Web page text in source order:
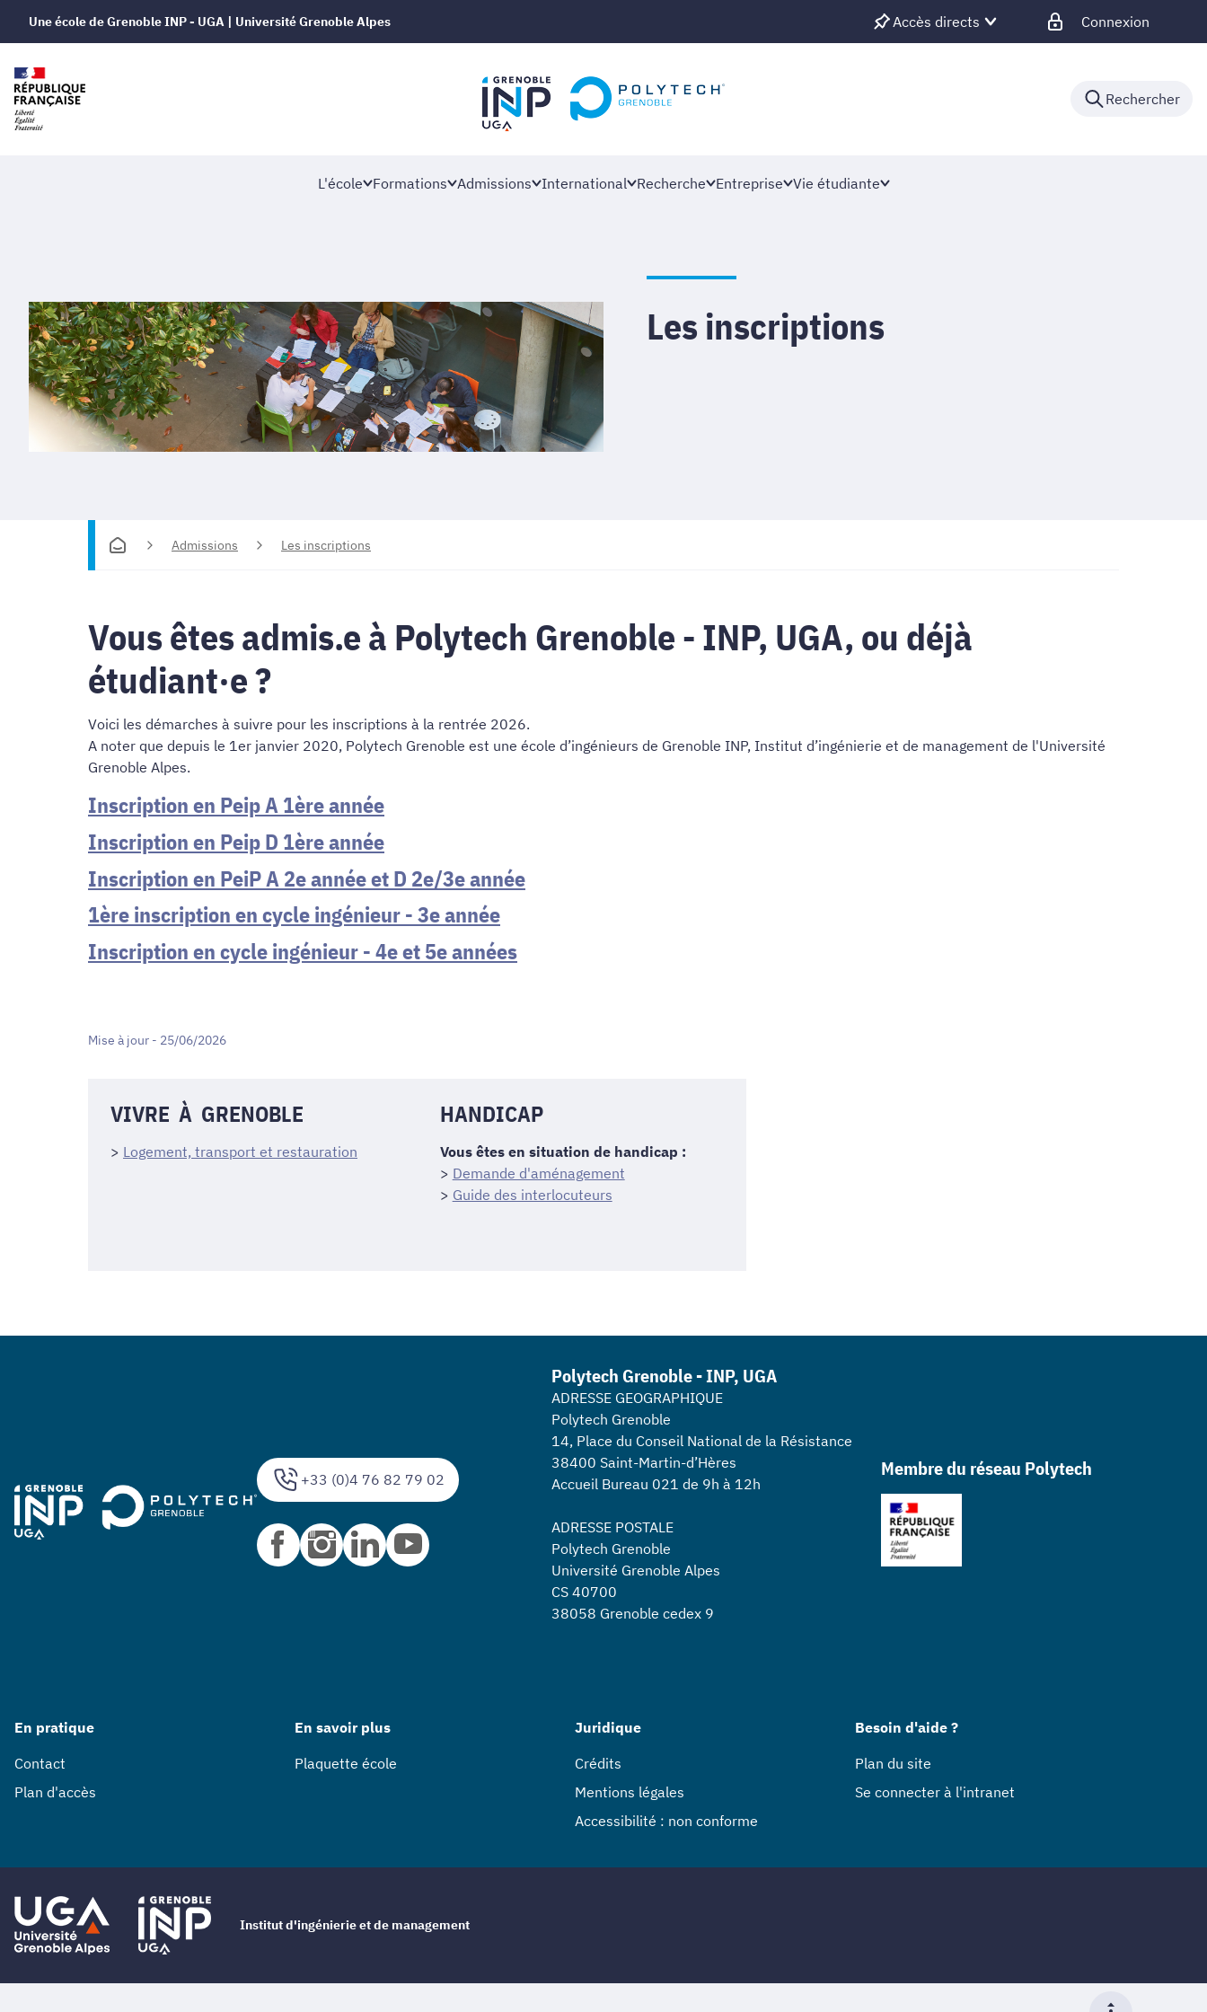
Une école de Grenoble INP - UGA | Université Grenoble Alpes Accès directs Connexion
Rechercher
L'école Formations Admissions International Recherche Entreprise Vie étudiante
Les inscriptions
Admissions Les inscriptions
Vous êtes admis.e à Polytech Grenoble - INP, UGA, ou déjà
étudiant·e ?
Voici les démarches à suivre pour les inscriptions à la rentrée 2026.
A noter que depuis le 1er janvier 2020, Polytech Grenoble est une école d’ingénieurs de Grenoble INP, Institut d’ingénierie et de management de l'Université
Grenoble Alpes.
Inscription en Peip A 1ère année
Inscription en Peip D 1ère année
Inscription en PeiP A 2e année et D 2e/3e année
1ère inscription en cycle ingénieur - 3e année
Inscription en cycle ingénieur - 4e et 5e années
Mise à jour - 25/06/2026
VIVRE À GRENOBLE
> Logement, transport et restauration
HANDICAP
Vous êtes en situation de handicap :
> Demande d'aménagement
> Guide des interlocuteurs
+33 (0)4 76 82 79 02
Polytech Grenoble - INP, UGA
ADRESSE GEOGRAPHIQUE
Polytech Grenoble
14, Place du Conseil National de la Résistance
38400 Saint-Martin-d’Hères
Accueil Bureau 021 de 9h à 12h
ADRESSE POSTALE
Polytech Grenoble
Université Grenoble Alpes
CS 40700
38058 Grenoble cedex 9
Membre du réseau Polytech
En pratique
Contact
Plan d'accès
En savoir plus
Plaquette école
Juridique
Crédits
Mentions légales
Accessibilité : non conforme
Besoin d'aide ?
Plan du site
Se connecter à l'intranet
Institut d'ingénierie et de management